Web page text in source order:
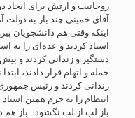
روحانیت و ارتش برای ایجاد
آقای خمینی چند بار به دولت
اینکه وقتی هم دانشجویان
اسناد کردند و عده‌ای را به
دستگیر و زندانی کردند و
حمله و اتهام قرار دادند،
زندانی کردند و رئیس
انتظام را به جرم همین
باز لب از لب نگشود. باز